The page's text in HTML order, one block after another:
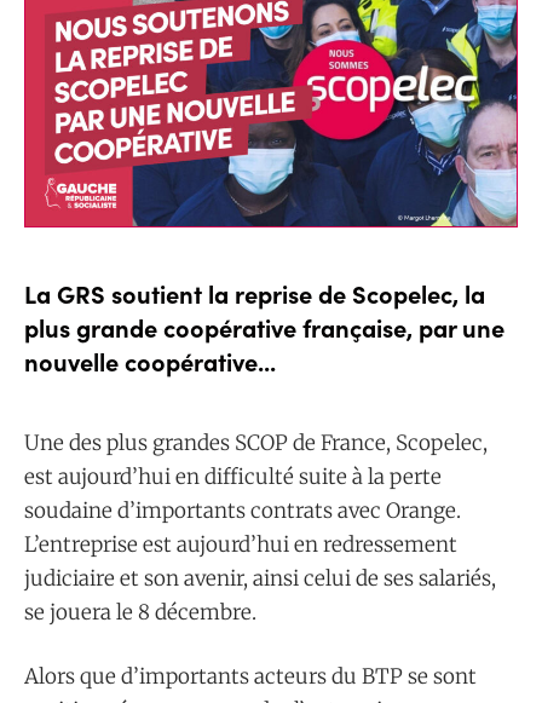
La GRS soutient la reprise de Scopelec, la
plus grande coopérative française, par une
nouvelle coopérative...
Une des plus grandes SCOP de France, Scopelec,
est aujourd’hui en difficulté suite à la perte
soudaine d’importants contrats avec Orange.
L’entreprise est aujourd’hui en redressement
judiciaire et son avenir, ainsi celui de ses salariés,
se jouera le 8 décembre.
Alors que d’importants acteurs du BTP se sont